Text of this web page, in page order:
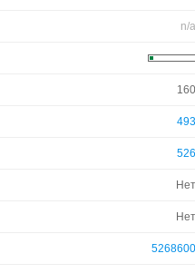
n/a
160
493
526
Нет
Нет
5268600